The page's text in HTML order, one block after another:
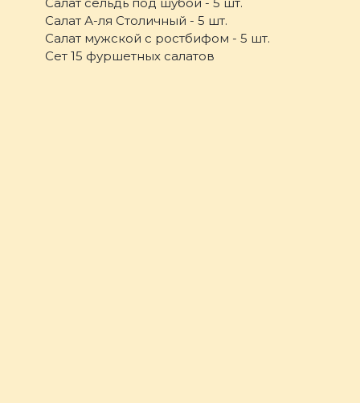
Салат А-ля Столичный - 5 шт.
Салат мужской с ростбифом - 5 шт.
Сет 15 фуршетных салатов